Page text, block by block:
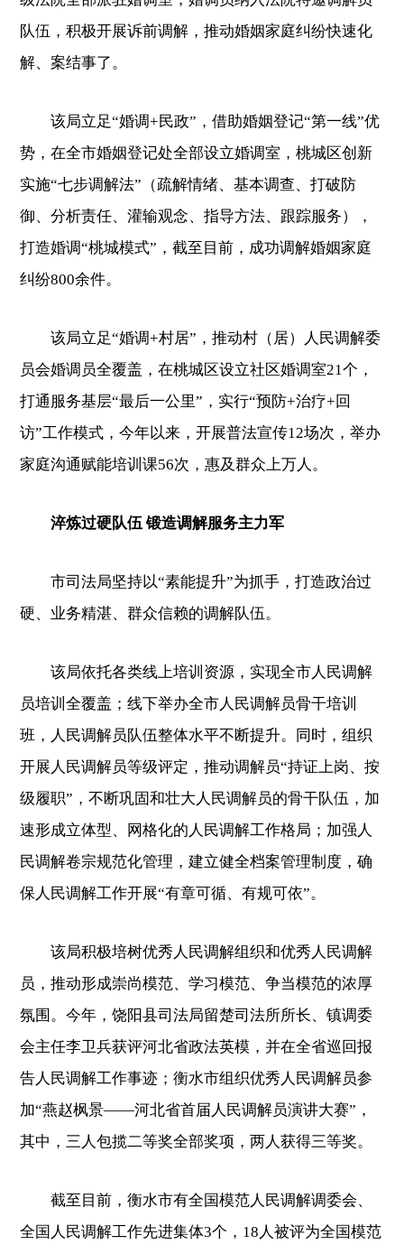
队伍，积极开展诉前调解，推动婚姻家庭纠纷快速化
解、案结事了。
该局立足“婚调+民政”，借助婚姻登记“第一线”优
势，在全市婚姻登记处全部设立婚调室，桃城区创新
实施“七步调解法”（疏解情绪、基本调查、打破防
御、分析责任、灌输观念、指导方法、跟踪服务），
打造婚调“桃城模式”，截至目前，成功调解婚姻家庭
纠纷800余件。
该局立足“婚调+村居”，推动村（居）人民调解委
员会婚调员全覆盖，在桃城区设立社区婚调室21个，
打通服务基层“最后一公里”，实行“预防+治疗+回
访”工作模式，今年以来，开展普法宣传12场次，举办
家庭沟通赋能培训课56次，惠及群众上万人。
淬炼过硬队伍 锻造调解服务主力军
市司法局坚持以“素能提升”为抓手，打造政治过
硬、业务精湛、群众信赖的调解队伍。
该局依托各类线上培训资源，实现全市人民调解
员培训全覆盖；线下举办全市人民调解员骨干培训
班，人民调解员队伍整体水平不断提升。同时，组织
开展人民调解员等级评定，推动调解员“持证上岗、按
级履职”，不断巩固和壮大人民调解员的骨干队伍，加
速形成立体型、网格化的人民调解工作格局；加强人
民调解卷宗规范化管理，建立健全档案管理制度，确
保人民调解工作开展“有章可循、有规可依”。
该局积极培树优秀人民调解组织和优秀人民调解
员，推动形成崇尚模范、学习模范、争当模范的浓厚
氛围。今年，饶阳县司法局留楚司法所所长、镇调委
会主任李卫兵获评河北省政法英模，并在全省巡回报
告人民调解工作事迹；衡水市组织优秀人民调解员参
加“燕赵枫景——河北省首届人民调解员演讲大赛”，
其中，三人包揽二等奖全部奖项，两人获得三等奖。
截至目前，衡水市有全国模范人民调解调委会、
全国人民调解工作先进集体3个，18人被评为全国模范